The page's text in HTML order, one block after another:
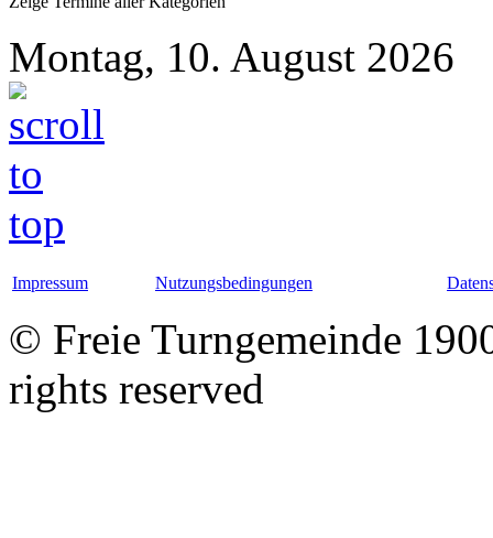
Montag, 10. August 2026
Impressum Nutzungsbedingungen
© Freie Turngemeinde
rights reserved